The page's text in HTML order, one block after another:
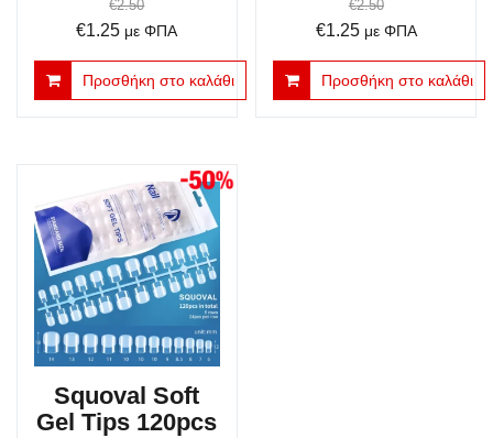
€2.50
Original
price
was:
€1.25Η
τρέχουσα
τιμή
με ΦΠΑ
Προσθήκη στο καλάθι
€2.50
Original
price
was:
€1.25Η
τρέχουσα
τιμή
με ΦΠΑ
Προσθήκη στο καλάθι
Squoval Soft
Gel Tips 120pcs